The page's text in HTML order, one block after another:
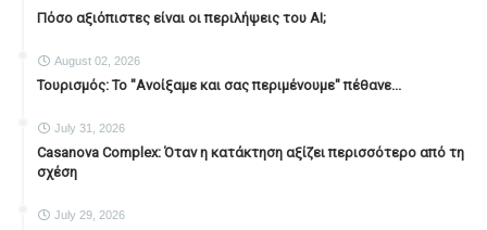
Πόσο αξιόπιστες είναι οι περιλήψεις του ΑΙ;
August 02, 2026
Τουρισμός: Το "Ανοίξαμε και σας περιμένουμε" πέθανε...
July 31, 2026
Casanova Complex: Όταν η κατάκτηση αξίζει περισσότερο από τη
σχέση
July 29, 2026